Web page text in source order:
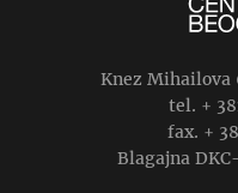
Knez Mihailova
tel. +
fax. +
Blagajna